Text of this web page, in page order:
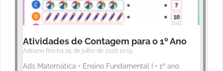
Atividades de Contagem para o 1º Ano
Adriano Rocha 25 de julho de 2026 10:19
Ads Matemática • Ensino Fundamental I • 1º ano